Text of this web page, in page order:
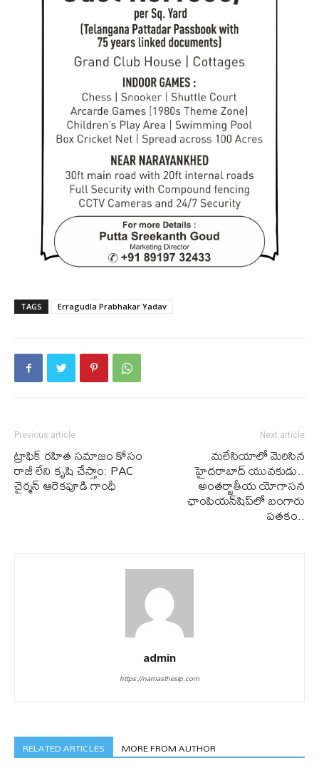
TAGS Erragudla Prabhakar Yadav
Previous article
ట్రాఫిక్ రహిత సమాజం కోసం
రాజీ లేని కృషి చేస్తాం: PAC
చైర్మన్ ఆరెకపూడి గాంధీ
Next article
మలేసియాలో మెరిసిన
హైదరాబాద్ యువకుడు..
అంతర్జాతీయ యోగాసన
ఛాంపియన్‌షిప్‌లో బంగారు
పతకం..
admin
https://namastheslp.com
RELATED ARTICLES MORE FROM AUTHOR